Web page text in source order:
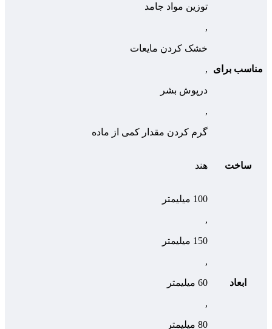
مناسب برای
توزین مواد جامد
,
خشک کردن مایعات
,
درپوش بشر
,
گرم کردن مقدار کمی از ماده
ساخت هند
ابعاد
100 میلیمتر
,
150 میلیمتر
,
60 میلیمتر
,
80 میلیمتر